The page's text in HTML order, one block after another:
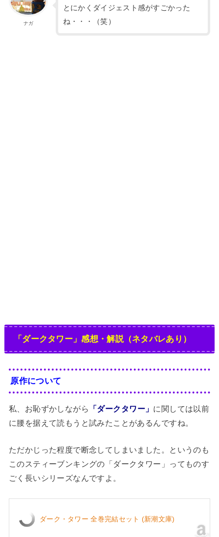
ナガ
とにかくダイジェスト感がすごかった
ね・・・（笑）
「ダークタワー」感想・解説（ネタバレあり）
原作について
私、お恥ずかしながら 「ダークタワー」 に関しては以前
に腰を据えて読もうと試みたことがあるんですね。
ただかじった程度で断念してしまいました。というのも
このスティーブンキングの「ダークタワー」ってものす
ごく長いシリーズなんですよ。
ダーク・タワー 全巻完結セット (新潮文庫)